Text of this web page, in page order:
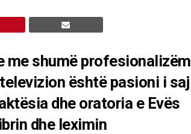
me shumë profesionalizëm
është pasioni i saj
dhe oratoria e Evës
dhe leximin